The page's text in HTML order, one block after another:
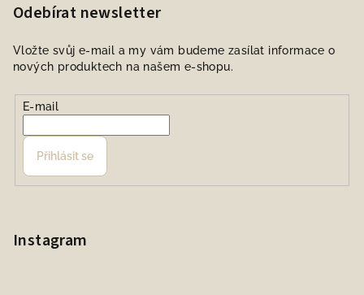
Odebírat newsletter
Vložte svůj e-mail a my vám budeme zasílat informace o
nových produktech na našem e-shopu.
E-mail
Přihlásit se
Instagram